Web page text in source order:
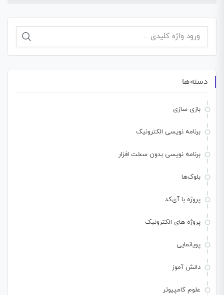
جستجو
دسته‌ها
بازی سازی
برنامه نویسی الکترونیک
برنامه نویسی بدون سخت افزار
بلوک‌ها
پروژه با آی‌کد
پروژه های الکترونیک
پویانمایی
دانش آموز
علوم کامپیوتر